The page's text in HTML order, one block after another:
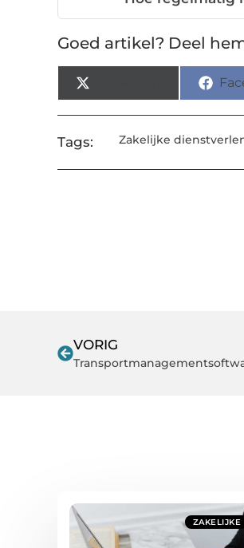
Goed artikel? Deel
Tags: Zakelijke
VORIG
ZAKELIJKE